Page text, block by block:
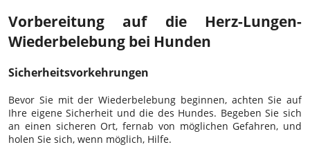
Vorbereitung auf die Herz-Lungen-
Wiederbelebung bei Hunden
Sicherheitsvorkehrungen
Bevor Sie mit der Wiederbelebung beginnen, achten Sie auf
Ihre eigene Sicherheit und die des Hundes. Begeben Sie sich
an einen sicheren Ort, fernab von möglichen Gefahren, und
holen Sie sich, wenn möglich, Hilfe.